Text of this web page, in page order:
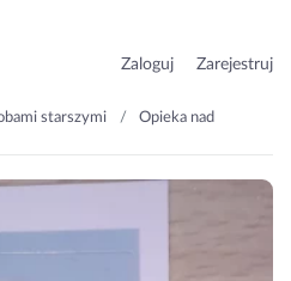
Zaloguj Zarejestruj
starszymi
Opieka nad